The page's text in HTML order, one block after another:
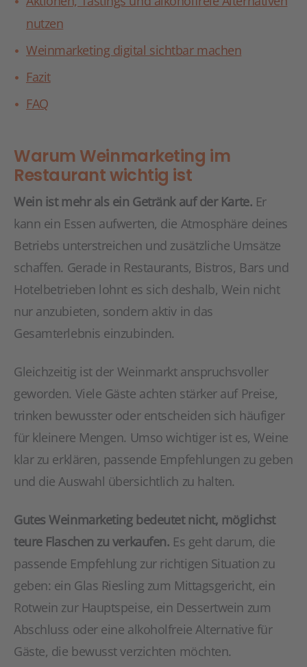
nutzen
Weinmarketing digital sichtbar machen
Fazit
FAQ
Warum Weinmarketing im
Restaurant wichtig ist
Wein ist mehr als ein Getränk auf der Karte. Er
kann ein Essen aufwerten, die Atmosphäre deines
Betriebs unterstreichen und zusätzliche Umsätze
schaffen. Gerade in Restaurants, Bistros, Bars und
Hotelbetrieben lohnt es sich deshalb, Wein nicht
nur anzubieten, sondern aktiv in das
Gesamterlebnis einzubinden.
Gleichzeitig ist der Weinmarkt anspruchsvoller
geworden. Viele Gäste achten stärker auf Preise,
trinken bewusster oder entscheiden sich häufiger
für kleinere Mengen. Umso wichtiger ist es, Weine
klar zu erklären, passende Empfehlungen zu geben
und die Auswahl übersichtlich zu halten.
Gutes Weinmarketing bedeutet nicht, möglichst
teure Flaschen zu verkaufen. Es geht darum, die
passende Empfehlung zur richtigen Situation zu
geben: ein Glas Riesling zum Mittagsgericht, ein
Rotwein zur Hauptspeise, ein Dessertwein zum
Abschluss oder eine alkoholfreie Alternative für
Gäste, die bewusst verzichten möchten.